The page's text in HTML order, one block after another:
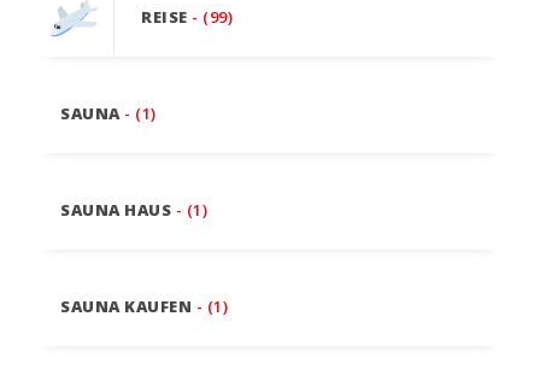
REISE - (99)
SAUNA - (1)
SAUNA HAUS - (1)
SAUNA KAUFEN - (1)